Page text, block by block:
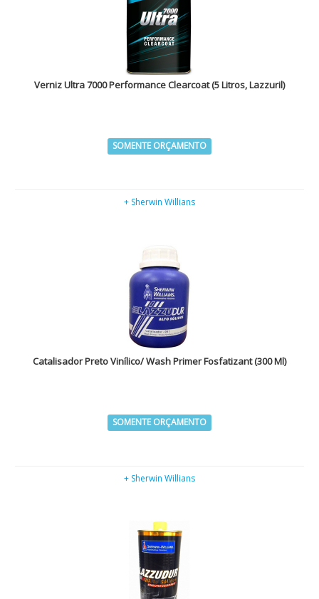
Verniz Ultra 7000 Performance Clearcoat (5 Litros, Lazzuril)
SOMENTE ORÇAMENTO
+ Sherwin Willians
Catalisador Preto Vinílico/ Wash Primer Fosfatizant (300 Ml)
SOMENTE ORÇAMENTO
+ Sherwin Willians